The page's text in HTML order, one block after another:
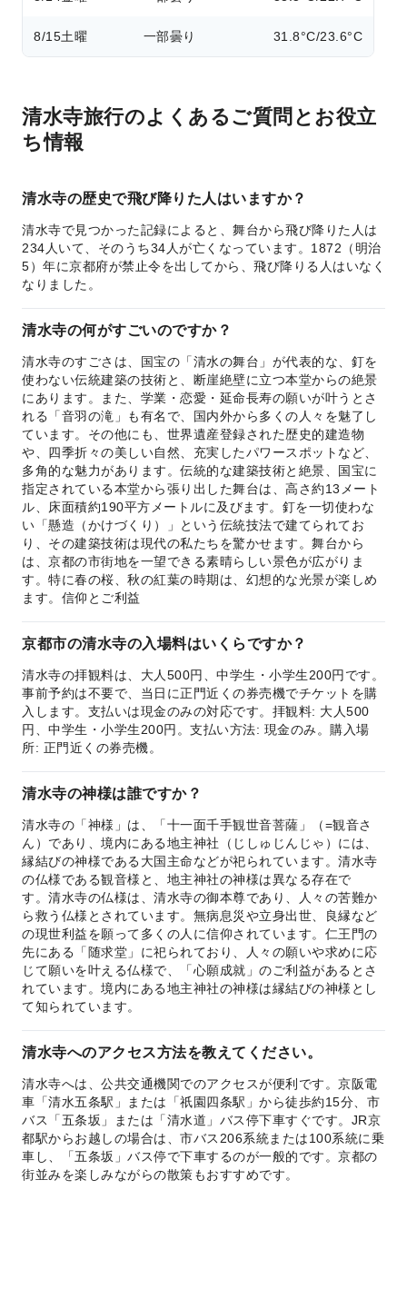
8/15土曜 一部曇り 31.8°C/23.6°C
清水寺旅行のよくあるご質問とお役立
ち情報
清水寺の歴史で飛び降りた人はいますか？
清水寺で見つかった記録によると、舞台から飛び降りた人は
234人いて、そのうち34人が亡くなっています。1872（明治
5）年に京都府が禁止令を出してから、飛び降りる人はいなく
なりました。
清水寺の何がすごいのですか？
清水寺のすごさは、国宝の「清水の舞台」が代表的な、釘を
使わない伝統建築の技術と、断崖絶壁に立つ本堂からの絶景
にあります。また、学業・恋愛・延命長寿の願いが叶うとさ
れる「音羽の滝」も有名で、国内外から多くの人々を魅了し
ています。その他にも、世界遺産登録された歴史的建造物
や、四季折々の美しい自然、充実したパワースポットなど、
多角的な魅力があります。 伝統的な建築技術と絶景、国宝に
指定されている本堂から張り出した舞台は、高さ約13メート
ル、床面積約190平方メートルに及びます。釘を一切使わな
い「懸造（かけづくり）」という伝統技法で建てられてお
り、その建築技術は現代の私たちを驚かせます。 舞台から
は、京都の市街地を一望できる素晴らしい景色が広がりま
す。特に春の桜、秋の紅葉の時期は、幻想的な光景が楽しめ
ます。 信仰とご利益
京都市の清水寺の入場料はいくらですか？
清水寺の拝観料は、大人500円、中学生・小学生200円です。
事前予約は不要で、当日に正門近くの券売機でチケットを購
入します。支払いは現金のみの対応です。 拝観料: 大人500
円、中学生・小学生200円。支払い方法: 現金のみ。購入場
所: 正門近くの券売機。
清水寺の神様は誰ですか？
清水寺の「神様」は、「十一面千手観世音菩薩」（=観音さ
ん）であり、境内にある地主神社（じしゅじんじゃ）には、
縁結びの神様である大国主命などが祀られています。清水寺
の仏様である観音様と、地主神社の神様は異なる存在で
す。 清水寺の仏様は、清水寺の御本尊であり、人々の苦難か
ら救う仏様とされています。無病息災や立身出世、良縁など
の現世利益を願って多くの人に信仰されています。 仁王門の
先にある「随求堂」に祀られており、人々の願いや求めに応
じて願いを叶える仏様で、「心願成就」のご利益があるとさ
れています。 境内にある地主神社の神様は縁結びの神様とし
て知られています。
清水寺へのアクセス方法を教えてください。
清水寺へは、公共交通機関でのアクセスが便利です。京阪電
車「清水五条駅」または「祇園四条駅」から徒歩約15分、市
バス「五条坂」または「清水道」バス停下車すぐです。JR京
都駅からお越しの場合は、市バス206系統または100系統に乗
車し、「五条坂」バス停で下車するのが一般的です。京都の
街並みを楽しみながらの散策もおすすめです。